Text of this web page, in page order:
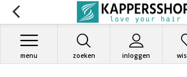
zoeken inloggen
menu